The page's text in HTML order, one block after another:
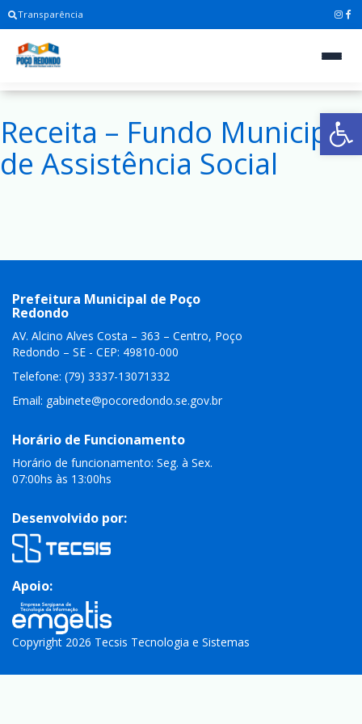
Transparência
Receita – Fundo Municipal
de Assistência Social
Prefeitura Municipal de Poço
Redondo
AV. Alcino Alves Costa – 363 – Centro, Poço
Redondo – SE - CEP: 49810-000
Telefone: (79) 3337-13071332
Email: gabinete@pocoredondo.se.gov.br
Horário de Funcionamento
Horário de funcionamento: Seg. à Sex.
07:00hs às 13:00hs
Desenvolvido por:
Apoio:
Copyright 2026 Tecsis Tecnologia e Sistemas